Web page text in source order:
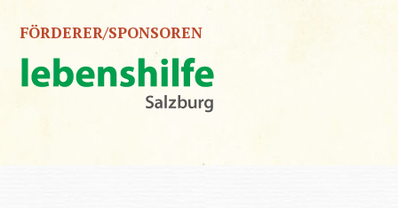
FÖRDERER/SPONSOREN